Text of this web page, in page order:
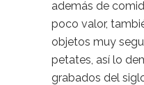
además de
poco valor,
objetos muy
petates, así lo
grabados del